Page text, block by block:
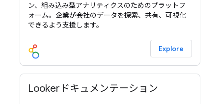
ン、組み込み型アナリティクスのためのプラットフ
ォーム。企業が会社のデータを探索、共有、可視化
できるよう支援します。
Explore
Lookerドキュメンテーション